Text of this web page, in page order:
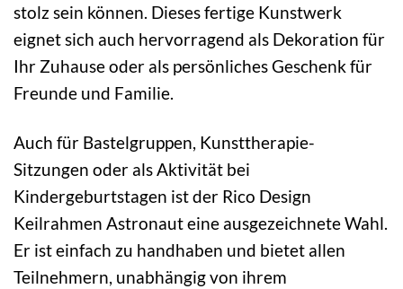
stolz sein können. Dieses fertige Kunstwerk
eignet sich auch hervorragend als Dekoration für
Ihr Zuhause oder als persönliches Geschenk für
Freunde und Familie.
Auch für Bastelgruppen, Kunsttherapie-
Sitzungen oder als Aktivität bei
Kindergeburtstagen ist der Rico Design
Keilrahmen Astronaut eine ausgezeichnete Wahl.
Er ist einfach zu handhaben und bietet allen
Teilnehmern, unabhängig von ihrem